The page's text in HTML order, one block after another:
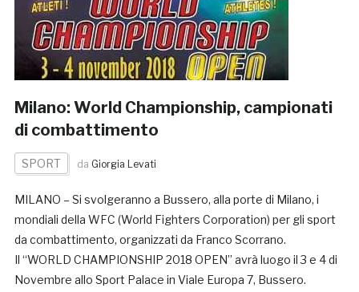
Milano: World Championship, campionati
di combattimento
SPORT da Giorgia Levati
MILANO – Si svolgeranno a Bussero, alla porte di Milano, i
mondiali della WFC (World Fighters Corporation) per gli sport
da combattimento, organizzati da Franco Scorrano.
Il “WORLD CHAMPIONSHIP 2018 OPEN” avrà luogo il 3 e 4 di
Novembre allo Sport Palace in Viale Europa 7, Bussero.